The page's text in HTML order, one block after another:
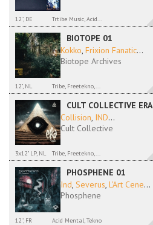
12'', DE Trtibe Music, Acid...
BIOTOPE 01
Kokko, Frixion Fanatic...
Biotope Archives
12", NL Tribe, Freetekno,...
CULT COLLECTIVE ERA
Collision, IND...
Cult Collective
3x12" LP, NL Tribe, Freetekno,...
PHOSPHENE 01
Ind, Severus, L'Art Cene...
Phosphene
12'', FR Acid Mental, Tekno